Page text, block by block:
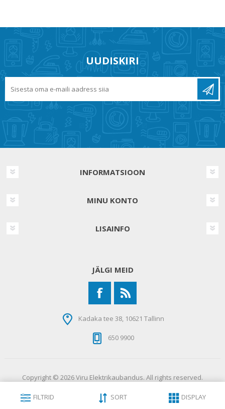
UUDISKIRI
INFORMATSIOON
MINU KONTO
LISAINFO
JÄLGI MEID
Kadaka tee 38, 10621 Tallinn
650 9900
Copyright © 2026 Viru Elektrikaubandus. All rights reserved.
FILTRID SORT DISPLAY